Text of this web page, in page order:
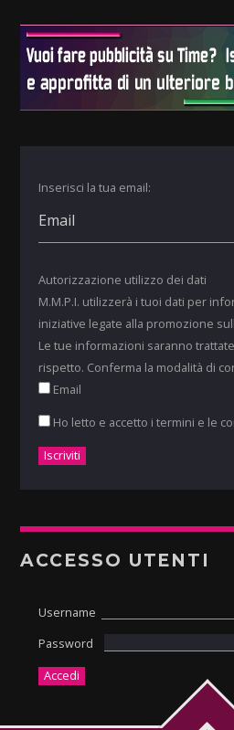
Inserisci la tua email:
Autorizzazione utilizzo dei dati
M.M.P.I. utilizzerà i tuoi dati per
iniziative legate alla promozione
Le tue informazioni saranno
rispetto. Conferma la modalità di
Email
Ho letto e accetto i termini e le
ACCESSO UTENTI
Username
Password